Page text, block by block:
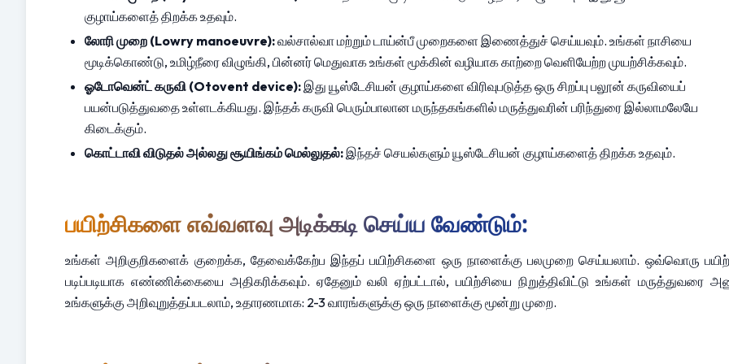
குழாய்களைத் திறக்க உதவும்.
லோரி முறை (Lowry manoeuvre): வல்சால்வா மற்றும் டாய்ன்பீ முறைகளை இணைத்துச் செய்யவும். உங்கள் நாசியை
மூடிக்கொண்டு, உமிழ்நீரை விழுங்கி, பின்னர் மெதுவாக உங்கள் மூக்கின் வழியாக காற்றை வெளியேற்ற முயற்சிக்கவும்.
ஓடோவென்ட் கருவி (Otovent device): இது யூஸ்டேசியன் குழாய்களை விரிவுபடுத்த ஒரு சிறப்பு பலூன் கருவியைப்
பயன்படுத்துவதை உள்ளடக்கியது. இந்தக் கருவி பெரும்பாலான மருந்தகங்களில் மருத்துவரின் பரிந்துரை இல்லாமலேயே
கிடைக்கும்.
கொட்டாவி விடுதல் அல்லது சூயிங்கம் மெல்லுதல்: இந்தச் செயல்களும் யூஸ்டேசியன் குழாய்களைத் திறக்க உதவும்.
பயிற்சிகளை எவ்வளவு அடிக்கடி செய்ய வேண்டும்:
உங்கள் அறிகுறிகளைக் குறைக்க, தேவைக்கேற்ப இந்தப் பயிற்சிகளை ஒரு நாளைக்கு பலமுறை செய்யலாம். ஒவ்வொரு
படிப்படியாக எண்ணிக்கையை அதிகரிக்கவும். ஏதேனும் வலி ஏற்பட்டால், பயிற்சியை நிறுத்திவிட்டு உங்கள்
உங்களுக்கு அறிவுறுத்தப்படலாம், உதாரணமாக: 2-3 வாரங்களுக்கு ஒரு நாளைக்கு மூன்று முறை.